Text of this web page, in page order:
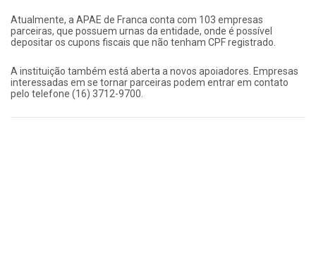
Atualmente, a APAE de Franca conta com 103 empresas
parceiras, que possuem urnas da entidade, onde é possível
depositar os cupons fiscais que não tenham CPF registrado.
A instituição também está aberta a novos apoiadores. Empresas
interessadas em se tornar parceiras podem entrar em contato
pelo telefone (16) 3712-9700.